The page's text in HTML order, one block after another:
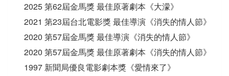
2025 第62屆金馬獎 最佳原著劇本《大濛》
2021 第23屆台北電影獎 最佳導演《消失的情人節》
2020 第57屆金馬獎 最佳導演《消失的情人節》
2020 第57屆金馬獎 最佳原著劇本《消失的情人節》
1997 新聞局優良電影劇本獎《愛情來了》